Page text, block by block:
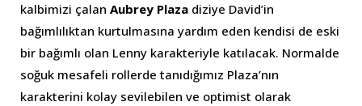
kalbimizi çalan Aubrey Plaza diziye David’in
bağımlılıktan kurtulmasına yardım eden kendisi de eski
bir bağımlı olan Lenny karakteriyle katılacak. Normalde
soğuk mesafeli rollerde tanıdığımız Plaza’nın
karakterini kolay sevilebilen ve optimist olarak